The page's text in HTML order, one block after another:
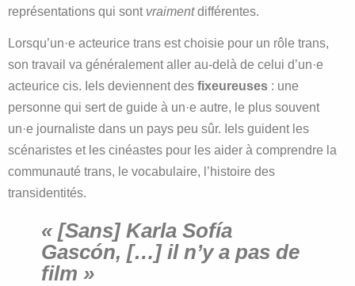
représentations qui sont vraimentdifférentes.
Lorsqu’un·e acteurice trans est choisie pour un rôle trans,
son travail va généralement aller au-delà de celui d’un·e
acteurice cis. Iels deviennent des fixeureuses : une
personne qui sert de guide à un·e autre, le plus souvent
un·e journaliste dans un pays peu sûr. Iels guident les
scénaristes et les cinéastes pour les aider à comprendre la
communauté trans, le vocabulaire, l’histoire des
transidentités.
« [Sans] Karla Sofía
Gascón, […] il n’y a pas de
film »